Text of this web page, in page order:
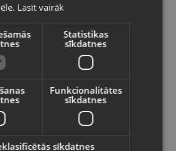
Disney Infinity 3.0
būs attēlots izvēlētajā
/ Latvian
Lasīt vairāk
Statistikas
sīkdatnes
Funkcionalitātes
sīkdatnes
sīkdatnes